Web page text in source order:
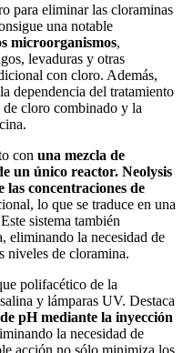
para eliminar las cloraminas
una notable
microorganismos,
levaduras y otras
con cloro. Además,
dependencia del tratamiento
cloro combinado y la
con una mezcla de
un único reactor. Neolysis
las concentraciones de
lo que se traduce en una
sistema también
eliminando la necesidad de
niveles de cloramina.
polifacético de la
y lámparas UV. Destaca
pH mediante la inyección
la necesidad de
acción no sólo minimiza los